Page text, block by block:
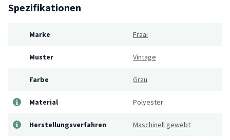
Spezifikationen
Marke Fraai
Muster Vintage
Farbe Grau
Material Polyester
Herstellungsverfahren Maschinell gewebt